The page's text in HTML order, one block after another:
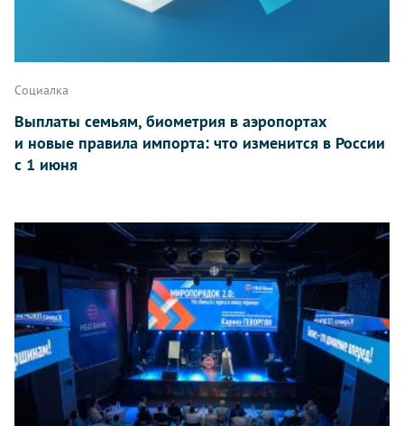
Социалка
Выплаты семьям, биометрия в аэропортах
и новые правила импорта: что изменится в России
с 1 июня